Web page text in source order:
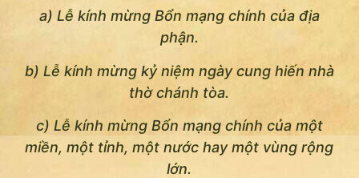
a) Lễ kính mừng Bổn mạng chính của địa
phận.
b) Lễ kính mừng kỷ niệm ngày cung hiến nhà
thờ chánh tòa.
c) Lễ kính mừng Bổn mạng chính của một
miền, một tỉnh, một nước hay một vùng rộng
lớn.